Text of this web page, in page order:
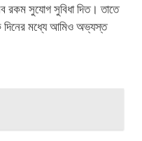
সুযোগ সুবিধা দিত। তাতে
মধ্যে আমিও অভ্যস্ত